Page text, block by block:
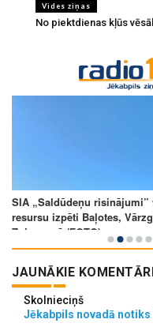
Vides ziņas
No piektdienas kļūs
JAUNĀKIE KOMENTĀRI
Skolnieciņš
Jēkabpils novadā